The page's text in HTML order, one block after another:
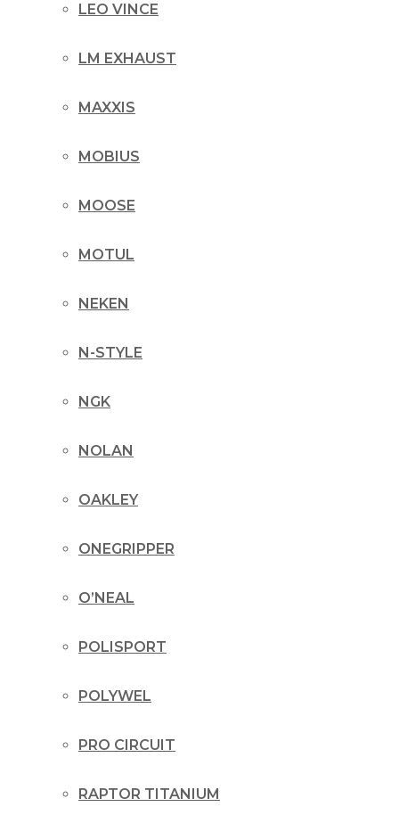
LEO VINCE
LM EXHAUST
MAXXIS
MOBIUS
MOOSE
MOTUL
NEKEN
N-STYLE
NGK
NOLAN
OAKLEY
ONEGRIPPER
O’NEAL
POLISPORT
POLYWEL
PRO CIRCUIT
RAPTOR TITANIUM